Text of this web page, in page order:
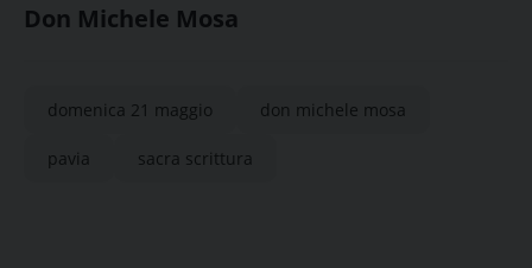
Don Michele Mosa
domenica 21 maggio don michele mosa
pavia sacra scrittura